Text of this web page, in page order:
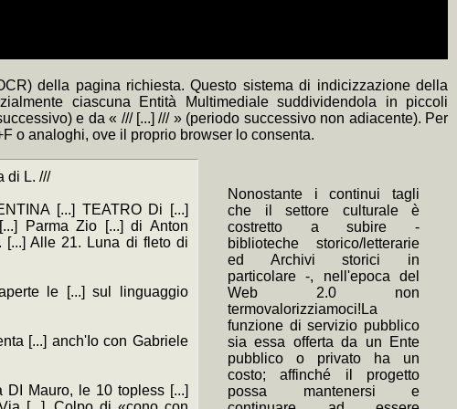
della pagina richiesta. Questo sistema di indicizzazione della
ciascuna Entità Multimediale suddividendola in piccoli
e da « /// [...] /// » (periodo successivo non adiacente). Per
o analoghi, ove il proprio browser lo consenta.
di L. ///
[...] TEATRO Di [...]
Parma Zio [...] di Anton
[...] Alle 21. Luna di fleto di
le [...] sul linguaggio
[...] anch'Io con Gabriele
DI Mauro, le 10 topless [...]
Nonostante i continui tagli
che il settore culturale è
costretto a subire -
biblioteche storico/letterarie
ed Archivi storici in
particolare -, nell'epoca del
Web 2.0 non
termovalorizziamoci!La
funzione di servizio pubblico
sia essa offerta da un Ente
pubblico o privato ha un
costo; affinché il progetto
possa mantenersi e